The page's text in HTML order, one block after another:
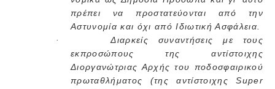
πρέπει να προστατεύονται από την
Αστυνομία και όχι από Ιδιωτική Ασφάλεια.
·
Διαρκείς συναντήσεις με τους
εκπροσώπους της αντίστοιχης
Διοργανώτριας Αρχής του ποδοσφαιρικού
πρωταθλήματος (της αντίστοιχης Super